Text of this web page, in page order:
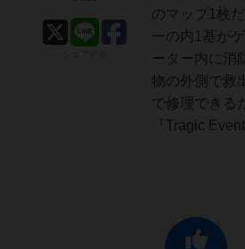
のマップ1枚
ーの内1基が
ーター内に消
物の外側で救
で修理できる
『Tragic